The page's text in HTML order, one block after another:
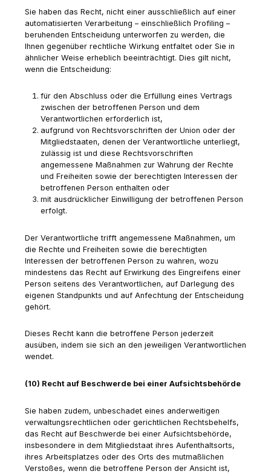
Sie haben das Recht, nicht einer ausschließlich auf einer
automatisierten Verarbeitung – einschließlich Profiling –
beruhenden Entscheidung unterworfen zu werden, die
Ihnen gegenüber rechtliche Wirkung entfaltet oder Sie in
ähnlicher Weise erheblich beeinträchtigt. Dies gilt nicht,
wenn die Entscheidung:
für den Abschluss oder die Erfüllung eines Vertrags
zwischen der betroffenen Person und dem
Verantwortlichen erforderlich ist,
aufgrund von Rechtsvorschriften der Union oder der
Mitgliedstaaten, denen der Verantwortliche unterliegt,
zulässig ist und diese Rechtsvorschriften
angemessene Maßnahmen zur Wahrung der Rechte
und Freiheiten sowie der berechtigten Interessen der
betroffenen Person enthalten oder
mit ausdrücklicher Einwilligung der betroffenen Person
erfolgt.
Der Verantwortliche trifft angemessene Maßnahmen, um
die Rechte und Freiheiten sowie die berechtigten
Interessen der betroffenen Person zu wahren, wozu
mindestens das Recht auf Erwirkung des Eingreifens einer
Person seitens des Verantwortlichen, auf Darlegung des
eigenen Standpunkts und auf Anfechtung der Entscheidung
gehört.
Dieses Recht kann die betroffene Person jederzeit
ausüben, indem sie sich an den jeweiligen Verantwortlichen
wendet.
(10) Recht auf Beschwerde bei einer Aufsichtsbehörde
Sie haben zudem, unbeschadet eines anderweitigen
verwaltungsrechtlichen oder gerichtlichen Rechtsbehelfs,
das Recht auf Beschwerde bei einer Aufsichtsbehörde,
insbesondere in dem Mitgliedstaat ihres Aufenthaltsorts,
ihres Arbeitsplatzes oder des Orts des mutmaßlichen
Verstoßes, wenn die betroffene Person der Ansicht ist,